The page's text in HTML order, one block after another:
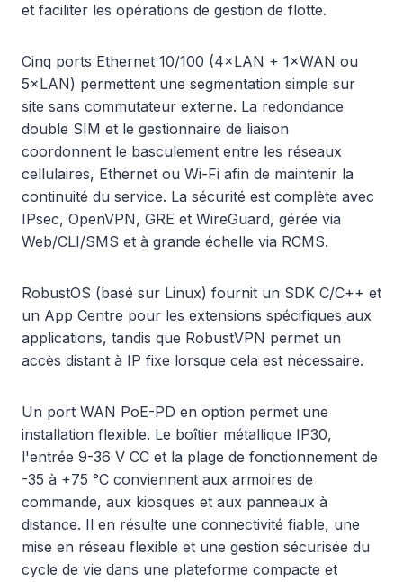
et faciliter les opérations de gestion de flotte.
Cinq ports Ethernet 10/100 (4×LAN + 1×WAN ou
5×LAN) permettent une segmentation simple sur
site sans commutateur externe. La redondance
double SIM et le gestionnaire de liaison
coordonnent le basculement entre les réseaux
cellulaires, Ethernet ou Wi-Fi afin de maintenir la
continuité du service. La sécurité est complète avec
IPsec, OpenVPN, GRE et WireGuard, gérée via
Web/CLI/SMS et à grande échelle via RCMS.
RobustOS (basé sur Linux) fournit un SDK C/C++ et
un App Centre pour les extensions spécifiques aux
applications, tandis que RobustVPN permet un
accès distant à IP fixe lorsque cela est nécessaire.
Un port WAN PoE-PD en option permet une
installation flexible. Le boîtier métallique IP30,
l'entrée 9-36 V CC et la plage de fonctionnement de
-35 à +75 °C conviennent aux armoires de
commande, aux kiosques et aux panneaux à
distance. Il en résulte une connectivité fiable, une
mise en réseau flexible et une gestion sécurisée du
cycle de vie dans une plateforme compacte et